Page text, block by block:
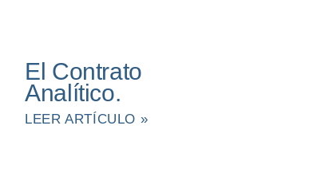
El Contrato
Analítico.
LEER ARTÍCULO »